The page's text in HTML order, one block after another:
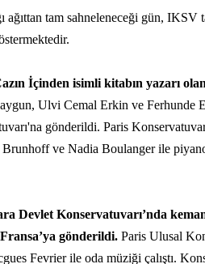
tam sahneleneceği gün, IKSV
İçinden isimli kitabın yazarı
Ulvi Cemal Erkin ve Ferhunde
gönderildi. Paris
ve Nadia Boulanger ile piyano
Devlet Konservatuvarı’nda
gönderildi. Paris Ulusal
Fevrier ile oda müziği çalıştı.